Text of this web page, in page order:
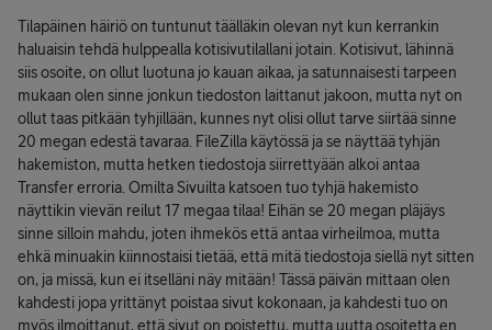
Tilapäinen häiriö on tuntunut täälläkin olevan nyt kun kerrankin
haluaisin tehdä hulppealla kotisivutilallani jotain. Kotisivut, lähinnä
siis osoite, on ollut luotuna jo kauan aikaa, ja satunnaisesti tarpeen
mukaan olen sinne jonkun tiedoston laittanut jakoon, mutta nyt on
ollut taas pitkään tyhjillään, kunnes nyt olisi ollut tarve siirtää sinne
20 megan edestä tavaraa. FileZilla käytössä ja se näyttää tyhjän
hakemiston, mutta hetken tiedostoja siirrettyään alkoi antaa
Transfer erroria. Omilta Sivuilta katsoen tuo tyhjä hakemisto
näyttikin vievän reilut 17 megaa tilaa! Eihän se 20 megan pläjäys
sinne silloin mahdu, joten ihmekös että antaa virheilmoa, mutta
ehkä minuakin kiinnostaisi tietää, että mitä tiedostoja siellä nyt sitten
on, ja missä, kun ei itselläni näy mitään! Tässä päivän mittaan olen
kahdesti jopa yrittänyt poistaa sivut kokonaan, ja kahdesti tuo on
myös ilmoittanut, että sivut on poistettu, mutta uutta osoitetta en